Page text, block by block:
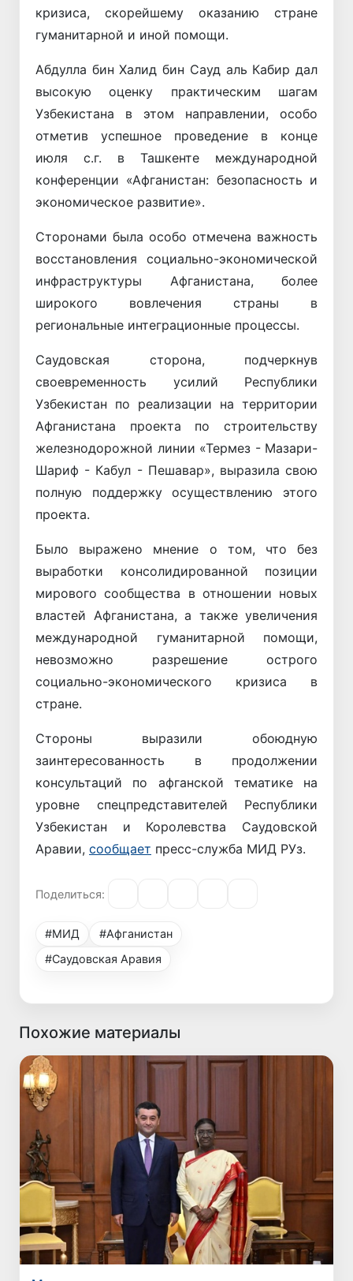
кризиса, скорейшему оказанию стране
гуманитарной и иной помощи.
Абдулла бин Халид бин Сауд аль Кабир дал
высокую оценку практическим шагам
Узбекистана в этом направлении, особо
отметив успешное проведение в конце
июля с.г. в Ташкенте международной
конференции «Афганистан: безопасность и
экономическое развитие».
Сторонами была особо отмечена важность
восстановления социально-экономической
инфраструктуры Афганистана, более
широкого вовлечения страны в
региональные интеграционные процессы.
Саудовская сторона, подчеркнув
своевременность усилий Республики
Узбекистан по реализации на территории
Афганистана проекта по строительству
железнодорожной линии «Термез - Мазари-
Шариф - Кабул - Пешавар», выразила свою
полную поддержку осуществлению этого
проекта.
Было выражено мнение о том, что без
выработки консолидированной позиции
мирового сообщества в отношении новых
властей Афганистана, а также увеличения
международной гуманитарной помощи,
невозможно разрешение острого
социально-экономического кризиса в
стране.
Стороны выразили обоюдную
заинтересованность в продолжении
консультаций по афганской тематике на
уровне спецпредставителей Республики
Узбекистан и Королевства Саудовской
Аравии, сообщает пресс-служба МИД РУз.
Поделиться:
#МИД
#Афганистан
#Саудовская Аравия
Похожие материалы